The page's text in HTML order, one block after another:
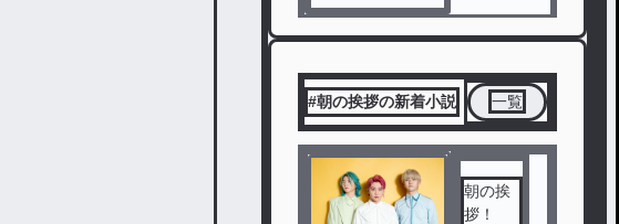
#朝の挨拶の新着小説 一覧
朝の挨
拶！